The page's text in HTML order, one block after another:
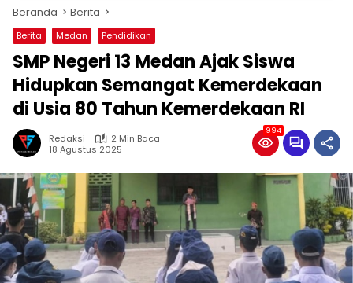
Beranda Berita
Berita Medan Pendidikan
SMP Negeri 13 Medan Ajak Siswa
Hidupkan Semangat Kemerdekaan
di Usia 80 Tahun Kemerdekaan RI
Redaksi
2 Min Baca
18 Agustus 2025
994